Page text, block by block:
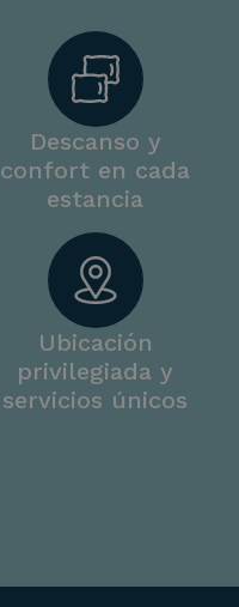
Descanso y
confort en cada
estancia
Ubicación
privilegiada y
servicios únicos